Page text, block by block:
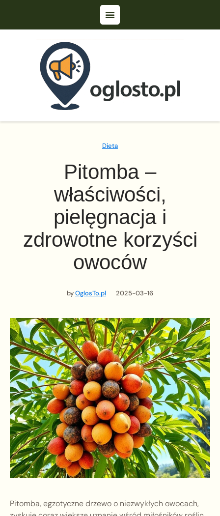
Dieta
Pitomba –
właściwości,
pielęgnacja i
zdrowotne korzyści
owoców
byOglosTo.pl 2025-03-16
Pitomba, egzotyczne drzewo o niezwykłych owocach,